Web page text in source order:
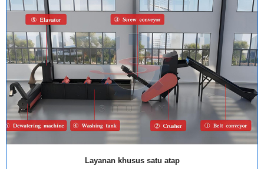
Layanan khusus satu atap